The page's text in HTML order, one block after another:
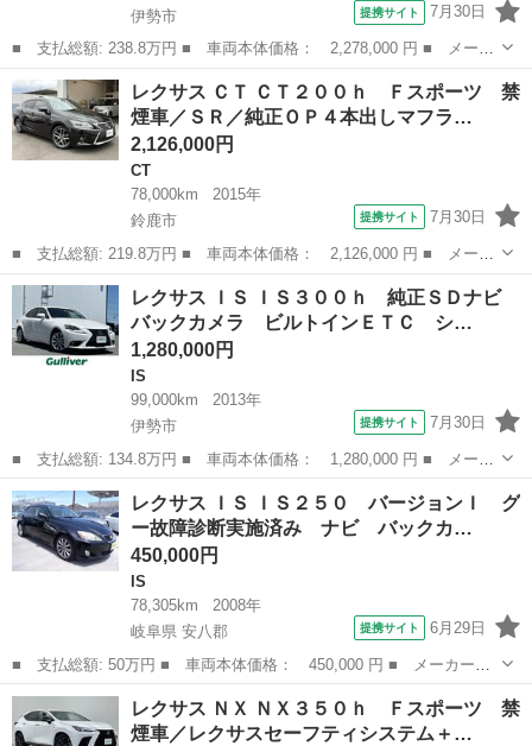
伊勢市
提携サイト 7月30日
■ 支払総額: 238.8万円 ■ 車両本体価格： 2,278,000 円 ■ メーカ
ー名： レクサス ■ 車種名： ＩＳ ■ グレード名： ＩＳ３００
ｈ Ｆスポーツ 純正ナビ バックカメラ ドライブレコーダー ビ
ルトイン...
三重 伊勢市 IS
レクサス ＣＴ ＣＴ２００ｈ Ｆスポーツ 禁
煙車／ＳＲ／純正ＯＰ４本出しマフラ…
2,126,000円
CT
78,000km
2015年
鈴鹿市
提携サイト 7月30日
■ 支払総額: 219.8万円 ■ 車両本体価格： 2,126,000 円 ■ メーカ
ー名： レクサス ■ 車種名： ＣＴ ■ グレード名： ＣＴ２００
ｈ Ｆスポーツ 禁煙車／ＳＲ／純正ＯＰ４本出しマフラー／リアア
ンダース...
三重 鈴鹿市 CT
レクサス ＩＳ ＩＳ３００ｈ 純正ＳＤナビ
バックカメラ ビルトインＥＴＣ シ…
1,280,000円
IS
99,000km
2013年
伊勢市
提携サイト 7月30日
■ 支払総額: 134.8万円 ■ 車両本体価格： 1,280,000 円 ■ メーカ
ー名： レクサス ■ 車種名： ＩＳ ■ グレード名： ＩＳ３００
ｈ 純正ＳＤナビ バックカメラ ビルトインＥＴＣ シートヒータ
ー パワ...
三重 伊勢市 IS
レクサス ＩＳ ＩＳ２５０ バージョンＩ グ
ー故障診断実施済み ナビ バックカ…
450,000円
IS
78,305km
2008年
岐阜県 安八郡
提携サイト 6月29日
■ 支払総額: 50万円 ■ 車両本体価格： 450,000 円 ■ メーカー
名： レクサス ■ 車種名： ＩＳ ■ グレード名： ＩＳ２５０
バージョンＩ グー故障診断実施済み ナビ バックカメラ 白革シ
ート インテリキ...
岐阜 安八郡 IS
レクサス ＮＸ ＮＸ３５０ｈ Ｆスポーツ 禁
煙車／レクサスセーフティシステム＋…